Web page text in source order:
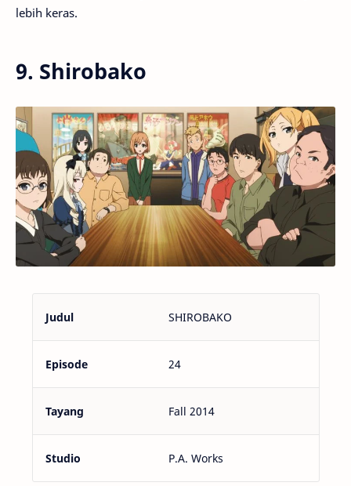
lebih keras.
9. Shirobako
Judul SHIROBAKO
Episode 24
Tayang Fall 2014
Studio P.A. Works